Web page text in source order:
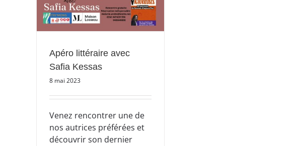
Apéro littéraire avec
Safia Kessas
8 mai 2023
Venez rencontrer une de
nos autrices préférées et
découvrir son dernier